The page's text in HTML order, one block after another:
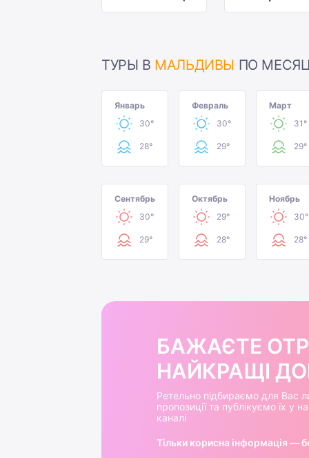
ТУРЫ В МАЛЬДИВЫ ПО
Январь
30°
28°
Февраль
30°
29°
Март
31°
29°
Сентябрь
30°
29°
Октябрь
29°
28°
Ноябрь
30°
28°
БАЖАЄТЕ
НАЙКРАЩІ
Ретельно підбираємо для Вас
пропозиції та публікуємо їх у
каналі
Тільки корисна інформація —